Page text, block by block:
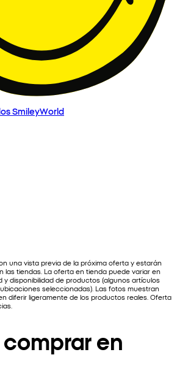
SmileyWorld
una vista previa de la próxima oferta y estarán
las tiendas. La oferta en tienda puede variar en
y disponibilidad de productos (algunos artículos
seleccionadas). Las fotos muestran
diferir ligeramente de los productos reales. Oferta
en